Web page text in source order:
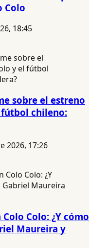
Colo
18:45
sobre el estreno
fútbol chileno:
2026, 17:26
Colo: ¿Y cómo
Maureira y